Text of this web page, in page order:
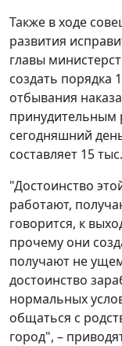
Также в ходе
развития
главы
создать порядка
отбывания
принудительным
сегодняшний
составляет 15 тыс.
"Достоинство
работают,
говорится, к
прочему они
получают не
достоинство
нормальных
общаться с
город", –